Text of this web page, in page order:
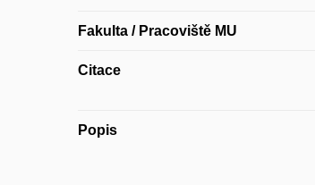
Fakulta / Pracoviště MU
Citace
Popis